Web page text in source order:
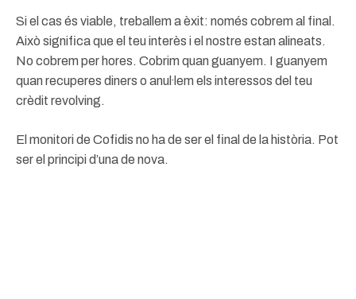
Si el cas és viable, treballem a èxit: només cobrem al final.
Això significa que el teu interès i el nostre estan alineats.
No cobrem per hores. Cobrim quan guanyem. I guanyem
quan recuperes diners o anul·lem els interessos del teu
crèdit revolving.
El monitori de Cofidis no ha de ser el final de la història. Pot
ser el principi d’una de nova.